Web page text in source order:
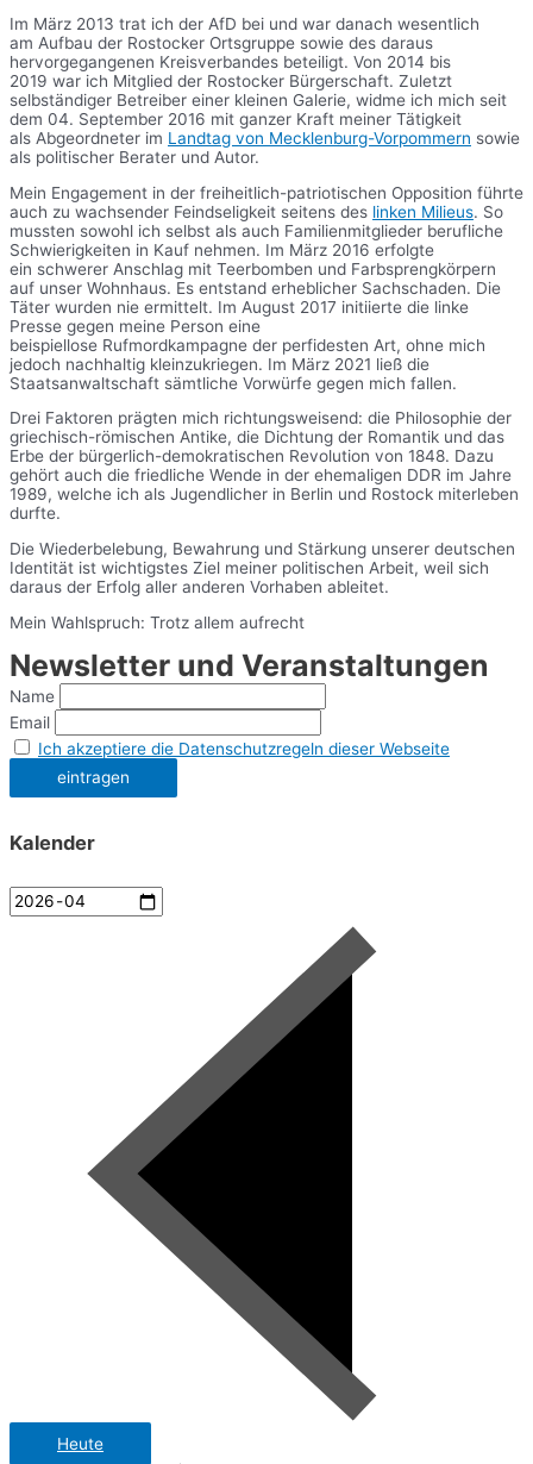
Im März 2013 trat ich der AfD bei und war danach wesentlich
am Aufbau der Rostocker Ortsgruppe sowie des daraus
hervorgegangenen Kreisverbandes beteiligt. Von 2014 bis
2019 war ich Mitglied der Rostocker Bürgerschaft. Zuletzt
selbständiger Betreiber einer kleinen Galerie, widme ich mich seit
dem 04. September 2016 mit ganzer Kraft meiner Tätigkeit
als Abgeordneter im Landtag von Mecklenburg-Vorpommern sowie
als politischer Berater und Autor.
Mein Engagement in der freiheitlich-patriotischen Opposition führte
auch zu wachsender Feindseligkeit seitens des linken Milieus. So
mussten sowohl ich selbst als auch Familienmitglieder berufliche
Schwierigkeiten in Kauf nehmen. Im März 2016 erfolgte
ein schwerer Anschlag mit Teerbomben und Farbsprengkörpern
auf unser Wohnhaus. Es entstand erheblicher Sachschaden. Die
Täter wurden nie ermittelt. Im August 2017 initiierte die linke
Presse gegen meine Person eine
beispiellose Rufmordkampagne der perfidesten Art, ohne mich
jedoch nachhaltig kleinzukriegen. Im März 2021 ließ die
Staatsanwaltschaft sämtliche Vorwürfe gegen mich fallen.
Drei Faktoren prägten mich richtungsweisend: die Philosophie der
griechisch-römischen Antike, die Dichtung der Romantik und das
Erbe der bürgerlich-demokratischen Revolution von 1848. Dazu
gehört auch die friedliche Wende in der ehemaligen DDR im Jahre
1989, welche ich als Jugendlicher in Berlin und Rostock miterleben
durfte.
Die Wiederbelebung, Bewahrung und Stärkung unserer deutschen
Identität ist wichtigstes Ziel meiner politischen Arbeit, weil sich
daraus der Erfolg aller anderen Vorhaben ableitet.
Mein Wahlspruch: Trotz allem aufrecht
Newsletter und Veranstaltungen
Name
Email
Ich akzeptiere die Datenschutzregeln dieser Webseite
Kalender
Heute